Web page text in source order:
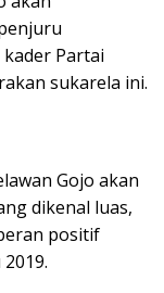
Partai
sukarela ini.
Gojo akan
dikenal luas,
positif